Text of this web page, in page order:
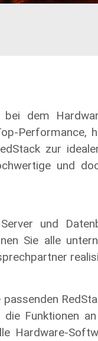
bei dem
Performance,
zur
und
und
Sie alle
Funktionen
Hardware-